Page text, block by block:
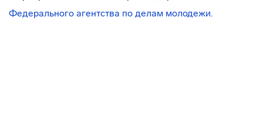
Федерального агентства по делам молодежи.